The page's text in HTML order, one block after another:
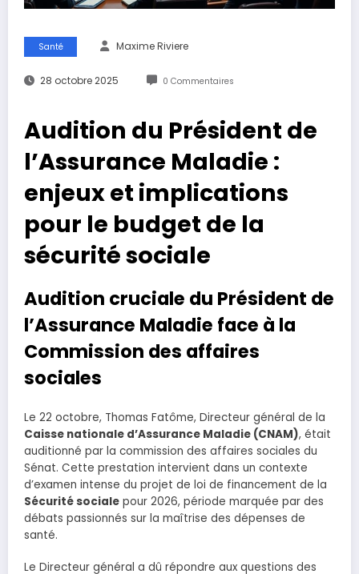
Santé Maxime Riviere
28 octobre 2025 0 Commentaires
Audition du Président de
l’Assurance Maladie :
enjeux et implications
pour le budget de la
sécurité sociale
Audition cruciale du Président de
l’Assurance Maladie face à la
Commission des affaires
sociales
Le 22 octobre, Thomas Fatôme, Directeur général de la
Caisse nationale d’Assurance Maladie (CNAM), était
auditionné par la commission des affaires sociales du
Sénat. Cette prestation intervient dans un contexte
d’examen intense du projet de loi de financement de la
Sécurité sociale pour 2026, période marquée par des
débats passionnés sur la maîtrise des dépenses de
santé.
Le Directeur général a dû répondre aux questions des